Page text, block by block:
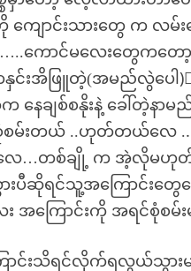
ကျောင်းသားတွေ က လ
ကောင်မလေးတွေကတော့
င်းအိဖြူတဲ့(အမည်လွဲပေါ)့
နေချစ်စနိုးနဲ့ ခေါ်တဲ့နာမ
မ်းတယ် ..ဟုတ်တယ်လေ ..
ေ…တစ်ချို့ က အဲ့လိုမဟုတ်
းပီဆိုရင်သူ့အကြောင်းတွ
း အကြောင်းကို အရင်စုံစမ်
င်းသိရင်လိုက်ရလွယ်သွားမ